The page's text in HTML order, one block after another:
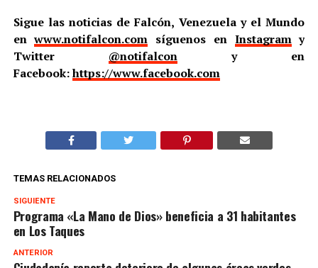
Sigue las noticias de Falcón, Venezuela y el Mundo
enwww.notifalcon.com síguenos en Instagramy
Twitter @notifalcony en
Facebook:https://www.facebook.com
TEMAS RELACIONADOS
SIGUIENTE
Programa «La Mano de Dios» beneficia a 31 habitantes
en Los Taques
ANTERIOR